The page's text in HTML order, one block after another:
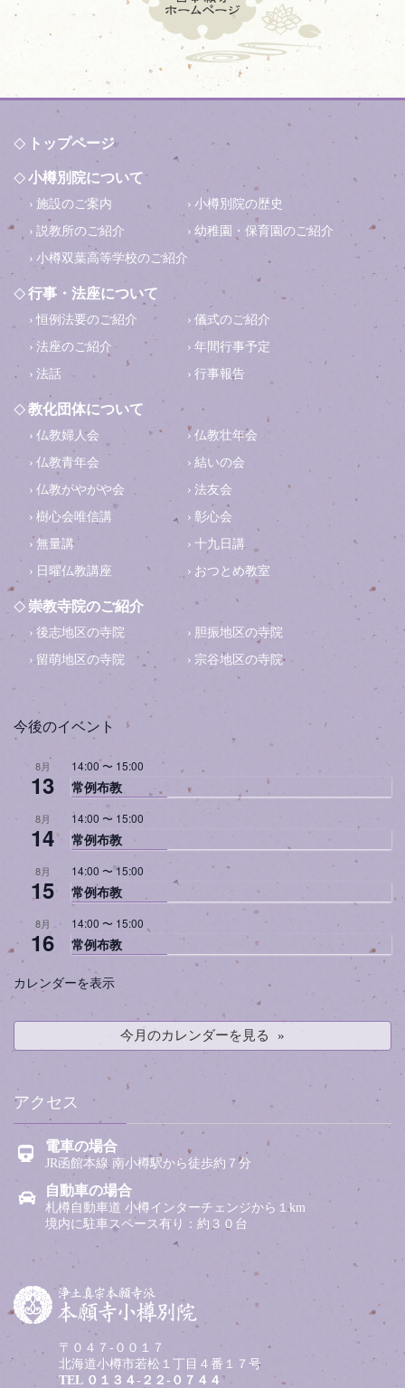
トップページ
小樽別院について
施設のご案内
小樽別院の歴史
説教所のご紹介
幼稚園・保育園のご紹介
小樽双葉高等学校のご紹介
行事・法座について
恒例法要のご紹介
儀式のご紹介
法座のご紹介
年間行事予定
法話
行事報告
教化団体について
仏教婦人会
仏教壮年会
仏教青年会
結いの会
仏教がやがや会
法友会
樹心会唯信講
彰心会
無量講
十九日講
日曜仏教講座
おつとめ教室
崇教寺院のご紹介
後志地区の寺院
胆振地区の寺院
留萌地区の寺院
宗谷地区の寺院
今後のイベント
8月
13
14:00〜 15:00
常例布教
8月
14
14:00 〜 15:00
常例布教
8月
15
14:00 〜15:00
常例布教
8月
16
14:00 〜 15:00
常例布教
カレンダーを表示
今月のカレンダーを見る
アクセス
電車の場合
JR函館本線 南小樽駅から徒歩約７分
自動車の場合
札樽自動車道 小樽インターチェンジから１km
境内に駐車スペース有り：約３０台
〒０４７-００１７
北海道小樽市若松１丁目４番１７号
TEL ０１３４-２２-０７４４